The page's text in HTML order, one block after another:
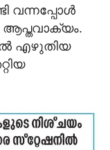
വന്നപ്പോള്‍
ആപ്തവാക്യം.
എഴുതിയ